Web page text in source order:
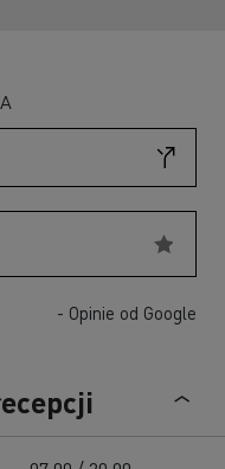
- Opinie od Google